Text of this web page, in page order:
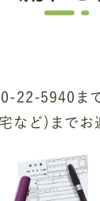
22-5940ま
など)までお